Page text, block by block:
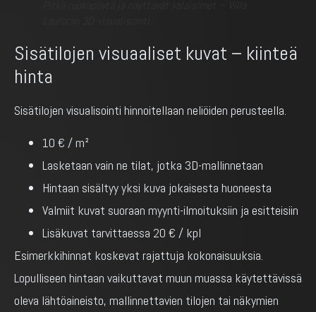
Sisätilojen visuaaliset kuvat – kiinteä
hinta
Sisätilojen visualisointi hinnoitellaan neliöiden perusteella.
10 € / m²
Lasketaan vain ne tilat, jotka 3D-mallinnetaan
Hintaan sisältyy yksi kuva jokaisesta huoneesta
Valmiit kuvat suoraan myynti-ilmoituksiin ja esitteisiin
Lisäkuvat tarvittaessa 20 € / kpl
Esimerkkihinnat koskevat rajattuja kokonaisuuksia.
Lopulliseen hintaan vaikuttavat muun muassa käytettävissä
oleva lähtöaineisto, mallinnettavien tilojen tai näkymien